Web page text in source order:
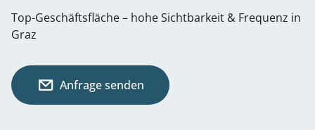
Top-Geschäftsfläche – hohe Sichtbarkeit & Frequenz in
Graz
Anfrage senden